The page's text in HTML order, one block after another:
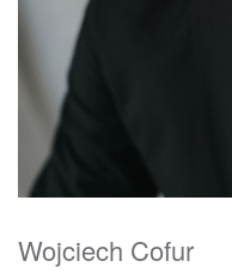
Wojciech Cofur